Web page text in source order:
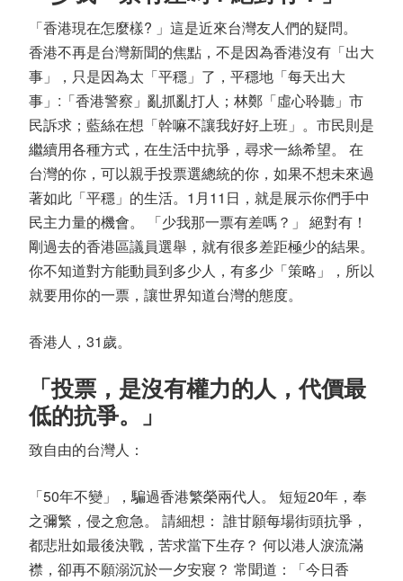
「香港現在怎麼樣? 」這是近來台灣友人們的疑問。
香港不再是台灣新聞的焦點，不是因為香港沒有「出大
事」，只是因為太「平穩」了，平穩地「每天出大
事」:「香港警察」亂抓亂打人；林鄭「虛心聆聽」市
民訴求；藍絲在想「幹嘛不讓我好好上班」。市民則是
繼續用各種方式，在生活中抗爭，尋求一絲希望。 在
台灣的你，可以親手投票選總統的你，如果不想未來過
著如此「平穩」的生活。1月11日，就是展示你們手中
民主力量的機會。 「少我那一票有差嗎？」 絕對有！
剛過去的香港區議員選舉，就有很多差距極少的結果。
你不知道對方能動員到多少人，有多少「策略」，所以
就要用你的一票，讓世界知道台灣的態度。
香港人，31歲。
「投票，是沒有權力的人，代價最
低的抗爭。」
致自由的台灣人：
「50年不變」，騙過香港繁榮兩代人。 短短20年，奉
之彌繁，侵之愈急。 請細想： 誰甘願每場街頭抗爭，
都悲壯如最後決戰，苦求當下生存？ 何以港人淚流滿
襟，卻再不願溺沉於一夕安寢？ 常聞道：「今日香